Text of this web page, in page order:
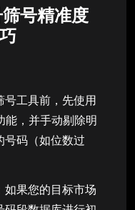
号精准度
号工具前，先使用
能，并手动剔除明
号码（如位数过
如果您的目标市场